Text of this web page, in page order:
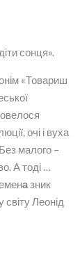
сонця».
«Товариш
очі і вуха
малого –
А тоді …
азник
Леонід